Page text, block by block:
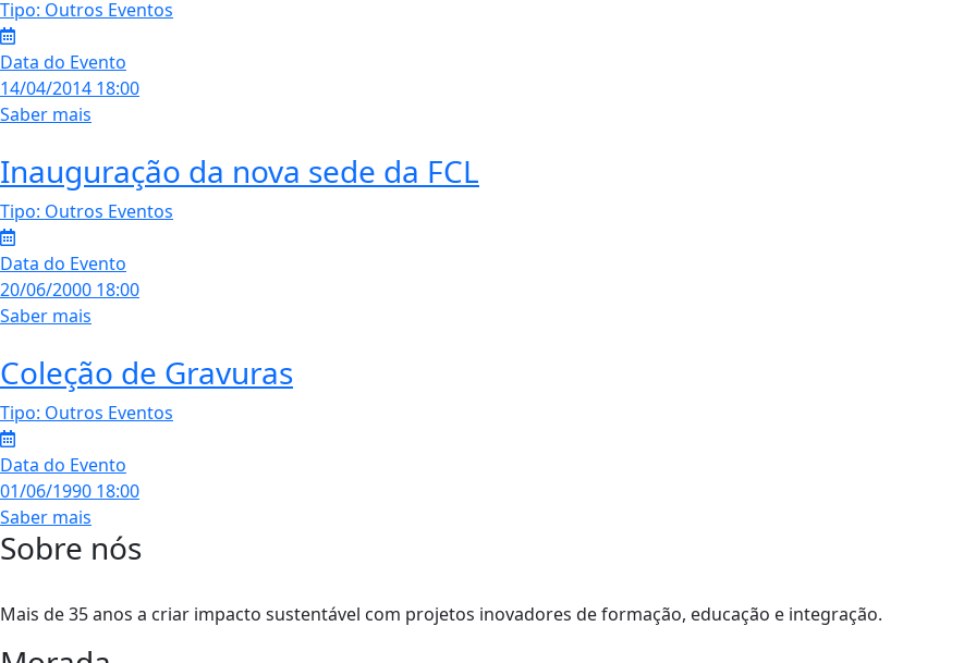
Tipo: Outros Eventos
Data do Evento
14/04/2014 18:00
Saber mais
Inauguração da nova sede da FCL
Tipo: Outros Eventos
Data do Evento
20/06/2000 18:00
Saber mais
Coleção de Gravuras
Tipo: Outros Eventos
Data do Evento
01/06/1990 18:00
Saber mais
Sobre nós
Mais de 35 anos a criar impacto sustentável com projetos inovadores de formação, educação e integração.